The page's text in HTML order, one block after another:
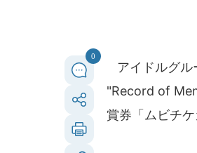
0
アイドルグル
"Record of
賞券「ムビチ